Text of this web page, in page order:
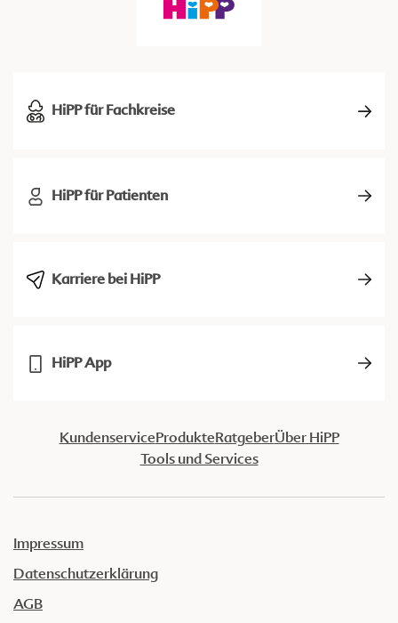
HiPP für Fachkreise
HiPP für Patienten
Karriere bei HiPP
HiPP App
KundenserviceProdukteRatgeberÜber HiPP
Tools und Services
Impressum
Datenschutzerklärung
AGB